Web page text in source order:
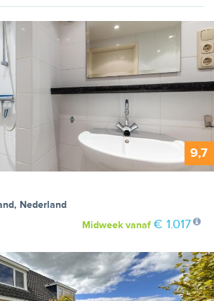
9,7
, Nederland
Midweekvanaf € 1.017